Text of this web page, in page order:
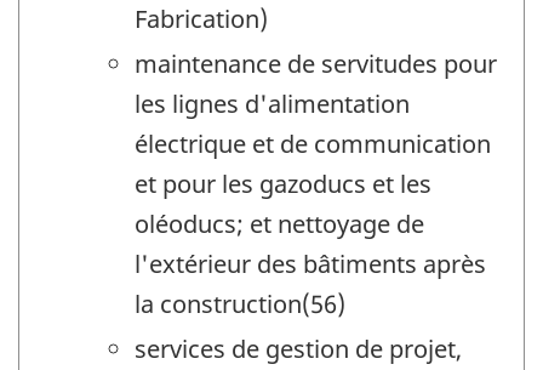
Fabrication)
maintenance de servitudes pour
les lignes d'alimentation
électrique et de communication
et pour les gazoducs et les
oléoducs; et nettoyage de
l'extérieur des bâtiments après
la construction(56)
services de gestion de projet,